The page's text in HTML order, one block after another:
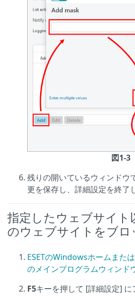
図1-3
残りの開いているウィンドウ
更を保存し、詳細設定を終了
指定したウェブサイト
のウェブサイトをブロ
ESETのWindowsホームまた
のメインプログラムウィンド
F5キーを押して [詳細設定] に